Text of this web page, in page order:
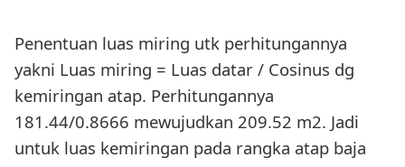
Penentuan luas miring utk perhitungannya
yakni Luas miring = Luas datar / Cosinus dg
kemiringan atap. Perhitungannya
181.44/0.8666 mewujudkan 209.52 m2. Jadi
untuk luas kemiringan pada rangka atap baja